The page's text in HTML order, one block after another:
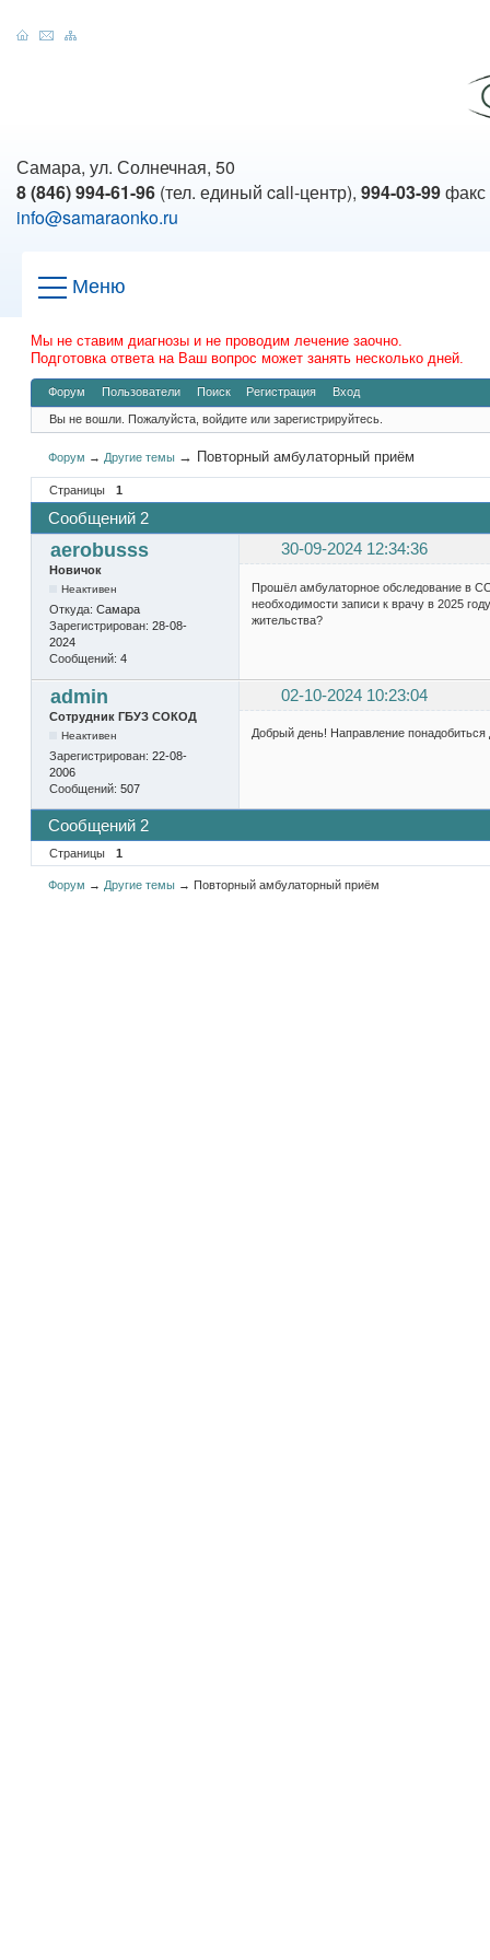
Самара, ул. Солнечная, 50
8 (846) 994-61-96 (тел. единый call-центр), 994-03-99факс
info@samaraonko.ru
Меню
Мы не ставим диагнозы и не проводим лечение заочно.
Подготовка ответа на Ваш вопрос может занять несколько дней.
Форум Пользователи Поиск Регистрация Вход
Вы не вошли. Пожалуйста, войдите или зарегистрируйтесь.
Форум → Другие темы → Повторный амбулаторный приём
Страницы 1
Сообщений 2
aerobusss 30-09-2024 12:34:36
Новичок
Неактивен
Откуда: Самара
Зарегистрирован: 28-08-
2024
Сообщений: 4
Прошёл амбулаторное обследование в
необходимости записи к врачу в 2025
жительства?
admin 02-10-2024 10:23:04
Сотрудник ГБУЗ СОКОД
Неактивен
Зарегистрирован: 22-08-
2006
Сообщений: 507
Добрый день! Направление понадобиться
Сообщений 2
Страницы 1
Форум → Другие темы → Повторный амбулаторный приём